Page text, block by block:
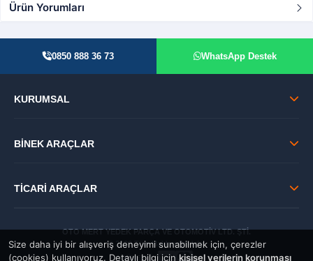
Size daha iyi bir alışveriş deneyimi sunabilmek için, çerezler
(cookies) kullanıyoruz. Detaylı bilgi için kişisel verilerin korunması
Ürün Yorumları
0850 888 36 73 WhatsApp Destek
KURUMSAL
BİNEK ARAÇLAR
TİCARİ ARAÇLAR
OTO MERT YEDEK PARÇA VE OTOMOTİV LTD. ŞTİ.
© 2026 Tüm Hakları Saklıdır.
GÜVENLİ: